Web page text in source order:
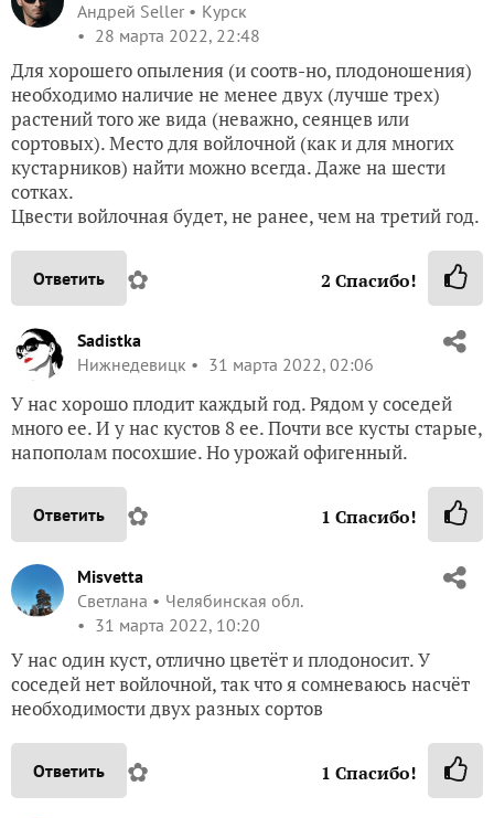
Андрей Seller
Курск
28 марта 2022, 22:48
Для хорошего опыления (и соотв-но, плодоношения)
необходимо наличие не менее двух (лучше трех)
растений того же вида (неважно, сеянцев или
сортовых). Место для войлочной (как и для многих
кустарников) найти можно всегда. Даже на шести
сотках.
Цвести войлочная будет, не ранее, чем на третий год.
Ответить ✿ 2 Спасибо!
Sadistka
Нижнедевицк
31 марта 2022, 02:06
У нас хорошо плодит каждый год. Рядом у соседей
много ее. И у нас кустов 8 ее. Почти все кусты старые,
напополам посохшие. Но урожай офигенный.
Ответить ✿ 1 Спасибо!
Misvetta
Светлана
Челябинская обл.
31 марта 2022, 10:20
У нас один куст, отлично цветёт и плодоносит. У
соседей нет войлочной, так что я сомневаюсь насчёт
необходимости двух разных сортов
Ответить ✿ 1 Спасибо!